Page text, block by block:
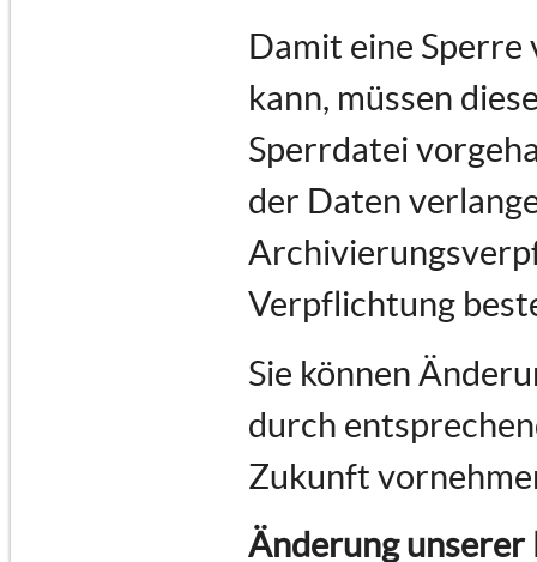
Damit eine
kann, müssen
Sperrdatei
der Daten
Verpflichtung
Sie können
durch
Zukunft
Änderung